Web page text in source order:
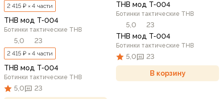
2 415 ₽ × 4 части
THB мод T-004
Ботинки тактические THB
5,0 23
2 415 ₽ × 4 части
THB мод T-004
Ботинки тактические THB
5,0 23
THB мод T-004
Ботинки тактические THB
5,0
23
THB мод T-004
Ботинки тактические THB
5,0 23
В корзину